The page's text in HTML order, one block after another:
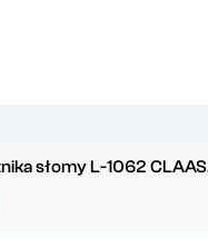
słomy L-1062 CLAAS